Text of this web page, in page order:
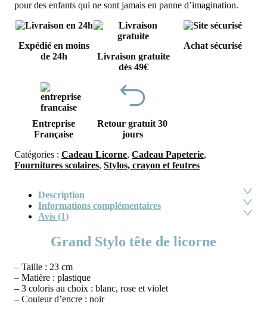
pour des enfants qui ne sont jamais en panne d’imagination.
Expédié en moins
de 24h
Livraison gratuite
dès 49€
Achat sécurisé
Entreprise
Française
Retour gratuit 30
jours
Catégories : Cadeau Licorne, Cadeau Papeterie,
Fournitures scolaires, Stylos, crayon et feutres
Description
Informations complémentaires
Avis (1)
Grand Stylo tête de licorne
– Taille : 23 cm
– Matière : plastique
– 3 coloris au choix : blanc, rose et violet
– Couleur d’encre : noir